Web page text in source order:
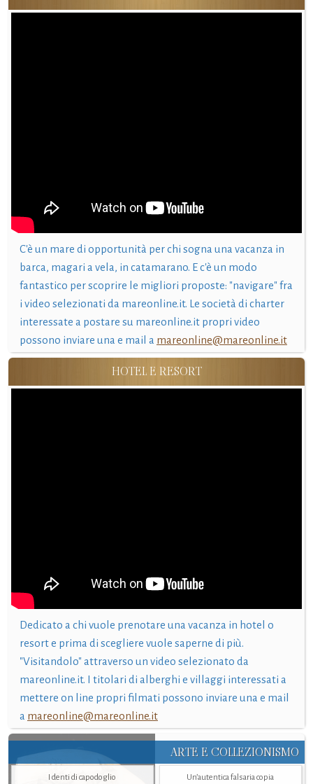
C'è un mare di opportunità per chi sogna una vacanza in
barca, magari a vela, in catamarano. E c'è un modo
fantastico per scoprire le migliori proposte: "navigare" fra
i video selezionati da mareonline.it. Le società di charter
interessate a postare su mareonline.it propri video
possono inviare una e mail a mareonline@mareonline.it
HOTEL E RESORT
Dedicato a chi vuole prenotare una vacanza in hotel o
resort e prima di scegliere vuole saperne di più.
"Visitandolo" attraverso un video selezionato da
mareonline.it. I titolari di alberghi e villaggi interessati a
mettere on line propri filmati possono inviare una e mail
a mareonline@mareonline.it
ARTE E COLLEZIONISMO
I denti di capodoglio
Un’autentica falsaria copia